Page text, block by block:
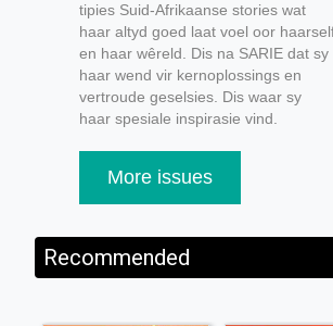
tipies Suid-Afrikaanse stories wat
haar altyd goed laat voel oor
en haar wêreld. Dis na SARIE dat sy
haar wend vir kernoplossings en
vertroude geselsies. Dis waar sy
haar spesiale inspirasie vind.
More issues
Recommended